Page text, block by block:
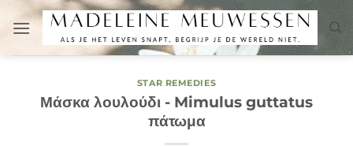
Μετάβαση
στο
περιεχόμενο
STAR REMEDIES
Μάσκα λουλούδι - Mimulus guttatus
πάτωμα